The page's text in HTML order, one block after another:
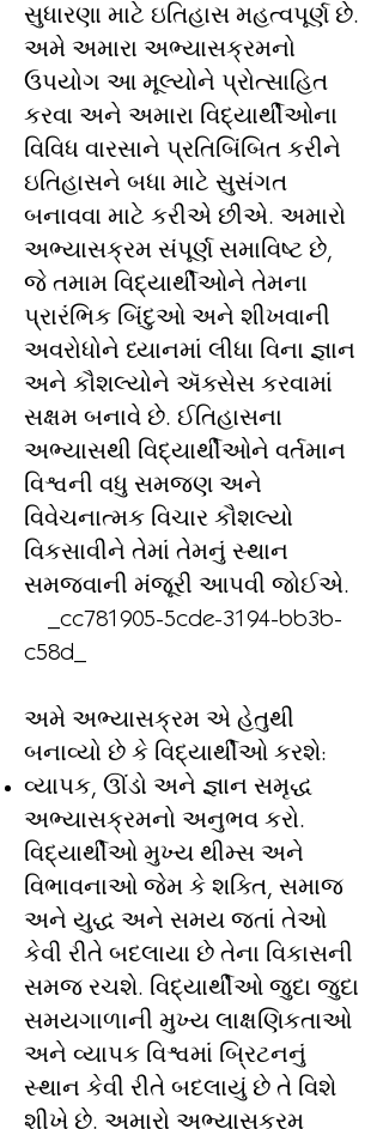
સુધારણા માટે ઇતિહાસ મહત્વપૂર્ણ છે.
અમે અમારા અભ્યાસક્રમનો
ઉપયોગ આ મૂલ્યોને પ્રોત્સાહિત
કરવા અને અમારા વિદ્યાર્થીઓના
વિવિધ વારસાને પ્રતિબિંબિત કરીને
ઇતિહાસને બધા માટે સુસંગત
બનાવવા માટે કરીએ છીએ. અમારો
અભ્યાસક્રમ સંપૂર્ણ સમાવિષ્ટ છે,
જે તમામ વિદ્યાર્થીઓને તેમના
પ્રારંભિક બિંદુઓ અને શીખવાની
અવરોધોને ધ્યાનમાં લીધા વિના જ્ઞાન
અને કૌશલ્યોને ઍક્સેસ કરવામાં
સક્ષમ બનાવે છે. ઈતિહાસના
અભ્યાસથી વિદ્યાર્થીઓને વર્તમાન
વિશ્વની વધુ સમજણ અને
વિવેચનાત્મક વિચાર કૌશલ્યો
વિકસાવીને તેમાં તેમનું સ્થાન
સમજવાની મંજૂરી આપવી જોઈએ.
_cc781905-5cde-3194-bb3b-
c58d_
અમે અભ્યાસક્રમ એ હેતુથી
બનાવ્યો છે કે વિદ્યાર્થીઓ કરશે:
વ્યાપક, ઊંડો અને જ્ઞાન સમૃદ્ધ
અભ્યાસક્રમનો અનુભવ કરો.
વિદ્યાર્થીઓ મુખ્ય થીમ્સ અને
વિભાવનાઓ જેમ કે શક્તિ, સમાજ
અને યુદ્ધ અને સમય જતાં તેઓ
કેવી રીતે બદલાયા છે તેના વિકાસની
સમજ રચશે. વિદ્યાર્થીઓ જુદા જુદા
સમયગાળાની મુખ્ય લાક્ષણિકતાઓ
અને વ્યાપક વિશ્વમાં બ્રિટનનું
સ્થાન કેવી રીતે બદલાયું છે તે વિશે
શીખે છે. અમારો અભ્યાસક્રમ